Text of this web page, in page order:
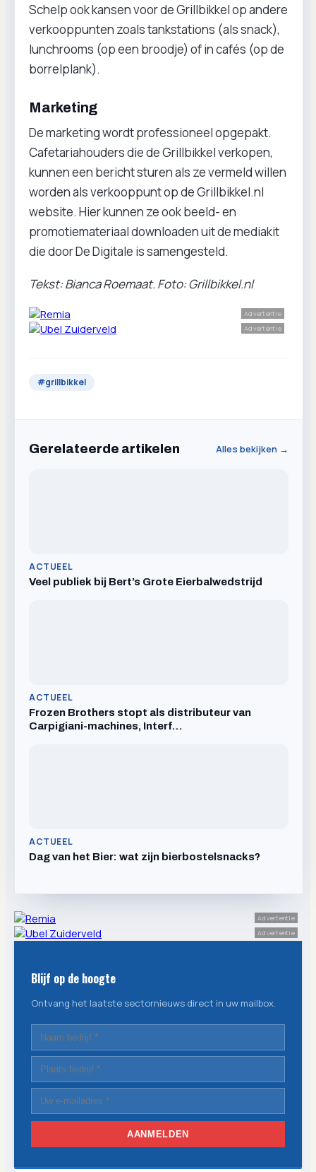
Schelp ook kansen voor de Grillbikkel op andere
verkooppunten zoals tankstations (als snack),
lunchrooms (op een broodje) of in cafés (op de
borrelplank).
Marketing
De marketing wordt professioneel opgepakt.
Cafetariahouders die de Grillbikkel verkopen,
kunnen een bericht sturen als ze vermeld willen
worden als verkooppunt op de Grillbikkel.nl
website. Hier kunnen ze ook beeld- en
promotiemateriaal downloaden uit de mediakit
die door De Digitale is samengesteld.
Tekst: Bianca Roemaat. Foto: Grillbikkel.nl
Advertentie
Advertentie
#grillbikkel
Gerelateerde artikelen Alles bekijken →
ACTUEEL
Veel publiek bij Bert’s Grote Eierbalwedstrijd
ACTUEEL
Frozen Brothers stopt als distributeur van
Carpigiani-machines, Interf…
ACTUEEL
Dag van het Bier: wat zijn bierbostelsnacks?
Advertentie
Advertentie
Blijf op de hoogte
Ontvang het laatste sectornieuws direct in uw mailbox.
AANMELDEN